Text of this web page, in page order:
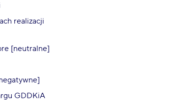
realizacji
[neutralne]
GDDKiA